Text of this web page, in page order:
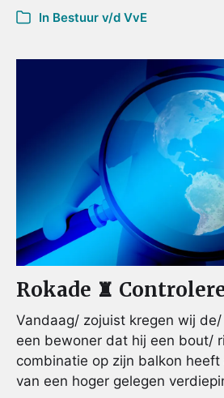
In Bestuur v/d VvE
Rokade ♜
Vandaag/ zojuist kregen wij
een bewoner dat hij een bout/
combinatie op zijn balkon
van een hoger gelegen